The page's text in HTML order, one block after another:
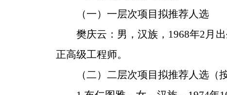
（一）一层次项目拟推荐人选
樊庆云：男，汉族，1968年2月
正高级工程师。
（二）二层次项目拟推荐人选（